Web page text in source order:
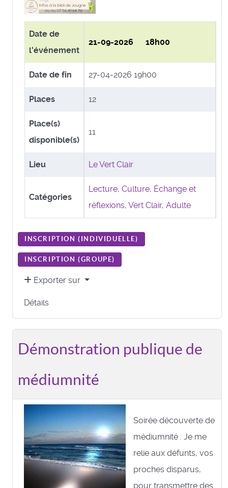
Date de
l'événement
21-09-2026 18h00
Date de fin 27-04-2026 19h00
Places 12
Place(s)
disponible(s)
11
Lieu Le Vert Clair
Catégories
Lecture, Culture, Échange et
réflexions, Vert Clair, Adulte
INSCRIPTION ( INDIVIDUELLE)
INSCRIPTION (GROUPE)
Exporter sur
Détails
Démonstration publique de
médiumnité
Soirée découverte de
médiumnité : Je me
relie aux défunts, vos
proches disparus,
pour transmettre des